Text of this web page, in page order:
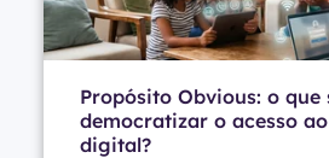
Propósito Obvious: o
democratizar o acesso
digital?